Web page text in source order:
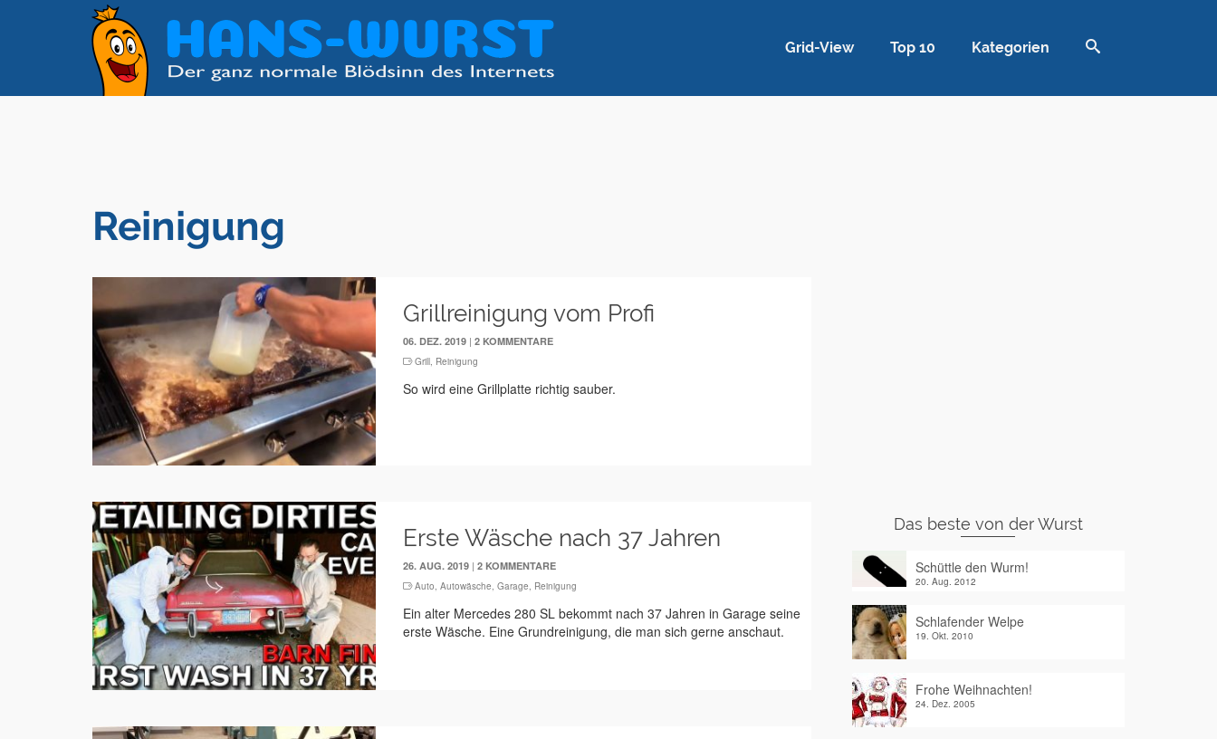
Grid-View Top 10 Kategorien
Reinigung
Grillreinigung vom Profi
06. DEZ. 2019 |2 KOMMENTARE
Grill, Reinigung
So wird eine Grillplatte richtig sauber.
Erste Wäsche nach 37 Jahren
26. AUG. 2019 |2 KOMMENTARE
Auto,Autowäsche,Garage, Reinigung
Ein alter Mercedes 280 SL bekommt nach 37 Jahren in Garage seine
erste Wäsche. Eine Grundreinigung, die man sich gerne anschaut.
Das beste von der Wurst
Schüttle den Wurm!
20. Aug. 2012
Schlafender Welpe
19. Okt. 2010
Frohe Weihnachten!
24. Dez. 2005